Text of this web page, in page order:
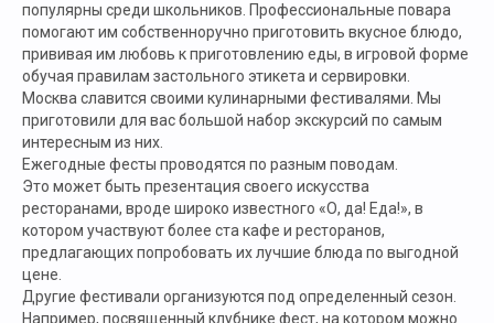
популярны среди школьников. Профессиональные повара
помогают им собственноручно приготовить вкусное блюдо,
прививая им любовь к приготовлению еды, в игровой форме
обучая правилам застольного этикета и сервировки.
Москва славится своими кулинарными фестивалями. Мы
приготовили для вас большой набор экскурсий по самым
интересным из них.
Ежегодные фесты проводятся по разным поводам.
Это может быть презентация своего искусства
ресторанами, вроде широко известного «О, да! Еда!», в
котором участвуют более ста кафе и ресторанов,
предлагающих попробовать их лучшие блюда по выгодной
цене.
Другие фестивали организуются под определенный сезон.
Например, посвященный клубнике фест, на котором можно